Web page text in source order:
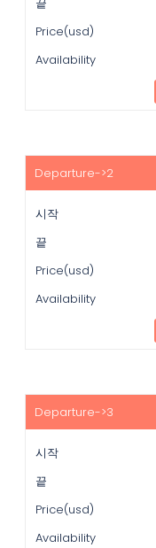
Price(usd)
Availability